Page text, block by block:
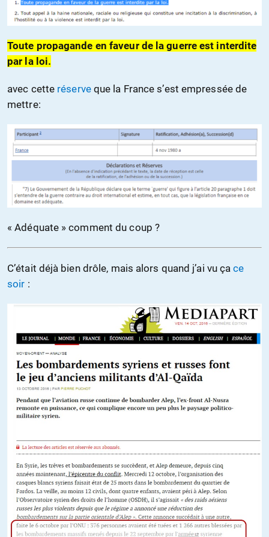
Toute propagande en faveur de la guerre est interdite
par la loi.
avec cette réserveque la France s’est empressée de
mettre:
« Adéquate » comment du coup ?
C’était déjà bien drôle, mais alors quand j’ai vu çace
soir :